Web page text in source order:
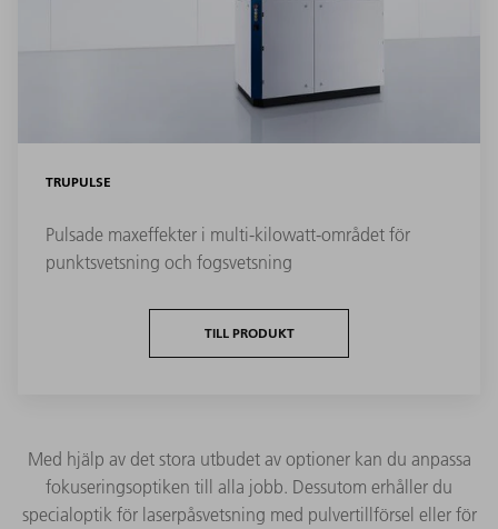
TRUPULSE
Pulsade maxeffekter i multi-kilowatt-området för
punktsvetsning och fogsvetsning
TILL PRODUKT
Med hjälp av det stora utbudet av optioner kan du anpassa
fokuseringsoptiken till alla jobb. Dessutom erhåller du
specialoptik för laserpåsvetsning med pulvertillförsel eller för